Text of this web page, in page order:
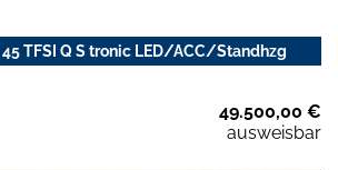
TFSI Q S tronic LED/ACC/Standhzg
49.500,00 €
ausweisbar